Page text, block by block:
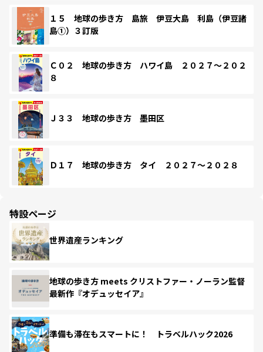
１５ 地球の歩き方 島旅 伊豆大島 利島（伊豆諸
島①）３訂版
Ｃ０２ 地球の歩き方 ハワイ島 ２０２７～２０２
８
Ｊ３３ 地球の歩き方 墨田区
Ｄ１７ 地球の歩き方 タイ ２０２７～２０２８
特設ページ
世界遺産ランキング
地球の歩き方 meets クリストファー・ノーラン監督
最新作『オデュッセイア』
準備も滞在もスマートに！ トラベルハック2026